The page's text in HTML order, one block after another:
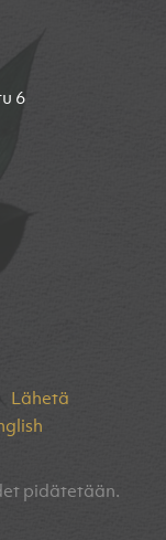
6
Lähetä
pidätetään.